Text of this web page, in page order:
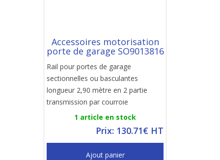
Accessoires motorisation
porte de garage SO9013816
Rail pour portes de garage
sectionnelles ou basculantes
longueur 2,90 mètre en 2 partie
transmission par courroie
1 article en stock
Prix: 130.71€ HT
Ajout panier